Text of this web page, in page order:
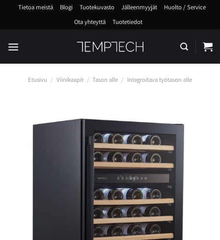
Tietoa meistä Blogi Tuotekuvasto Jälleenmyyjät
Huolto / Service
Ota yhteyttä
Tuotetiedot
Etusivu / Viinikaapit / Tason alle / Integroitava työtason alle